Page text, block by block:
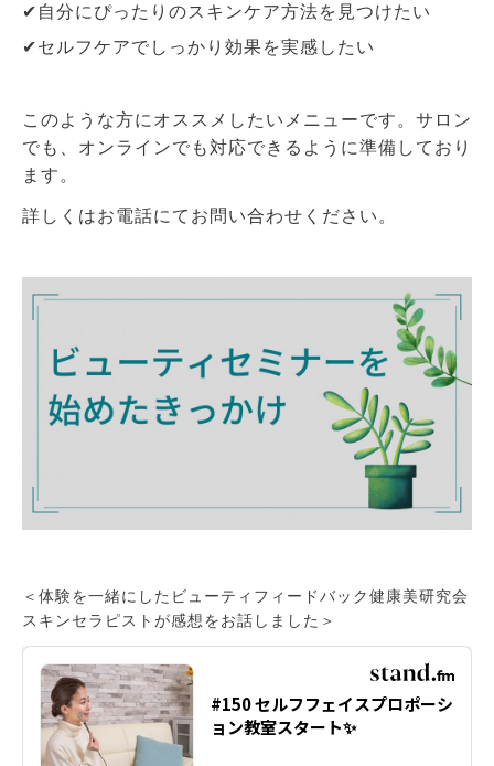
✔︎自分にぴったりのスキンケア方法を見つけたい
✔︎セルフケアでしっかり効果を実感したい
このような方にオススメしたいメニューです。 サロン
でも、オンラインでも対応できるように準備しており
ます。
詳しくはお電話にてお問い合わせください。
＜体験を一緒にしたビューティフィードバック健康美研究会
スキンセラピストが感想をお話しました＞